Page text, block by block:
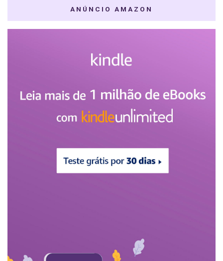
ANÚNCIO AMAZON